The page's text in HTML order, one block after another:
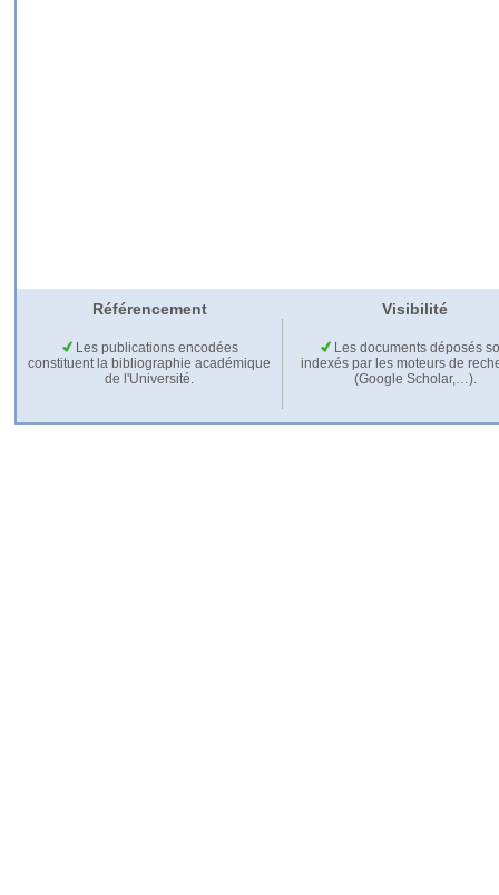
Référencement Visibilité
Les publications encodées
constituent la bibliographie académique
de l'Université.
Les documents déposés
indexés par les moteurs de
(Google Scholar,…).